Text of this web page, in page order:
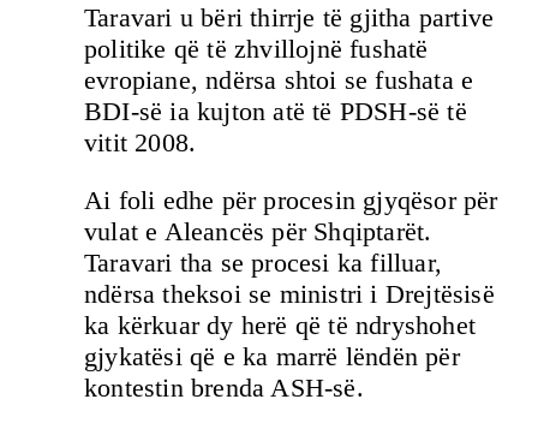
Taravari u bëri thirrje të gjitha partive
politike që të zhvillojnë fushatë
evropiane, ndërsa shtoi se fushata e
BDI-së ia kujton atë të PDSH-së të
vitit 2008.
Ai foli edhe për procesin gjyqësor për
vulat e Aleancës për Shqiptarët.
Taravari tha se procesi ka filluar,
ndërsa theksoi se ministri i Drejtësisë
ka kërkuar dy herë që të ndryshohet
gjykatësi që e ka marrë lëndën për
kontestin brenda ASH-së.